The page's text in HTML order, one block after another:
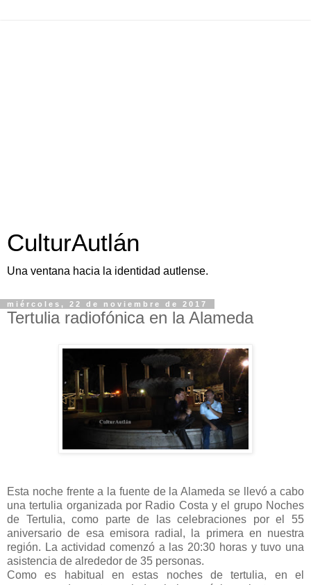
CulturAutlán
Una ventana hacia la identidad autlense.
miércoles, 22 de noviembre de 2017
Tertulia radiofónica en la Alameda
Esta noche frente a la fuente de la Alameda se llevó a cabo
una tertulia organizada por Radio Costa y el grupo Noches
de Tertulia, como parte de las celebraciones por el 55
aniversario de esa emisora radial, la primera en nuestra
región. La actividad comenzó a las 20:30 horas y tuvo una
asistencia de alrededor de 35 personas.
Como es habitual en estas noches de tertulia, en el